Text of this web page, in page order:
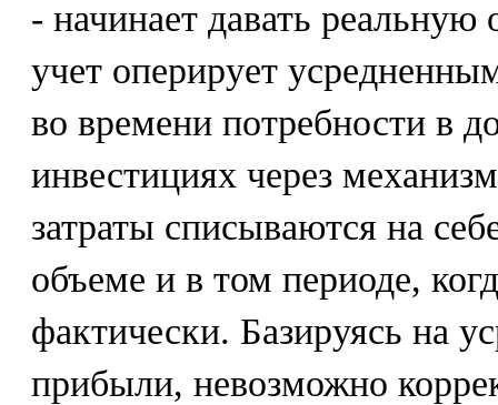
- начинает давать реальную
учет оперирует
во времени потребности в
инвестициях через
затраты списываются на
объеме и в том периоде,
фактически. Базируясь на
прибыли, невозможно